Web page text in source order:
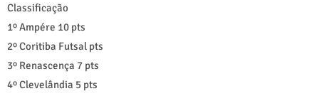
Classificação
1º Ampére 10 pts
2º Coritiba Futsal pts
3º Renascença 7 pts
4º Clevelândia 5 pts